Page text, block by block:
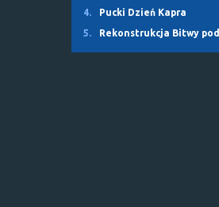
4.
Pucki Dzień Kapra
5.
Rekonstrukcja Bitwy